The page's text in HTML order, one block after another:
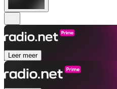
Leer meer